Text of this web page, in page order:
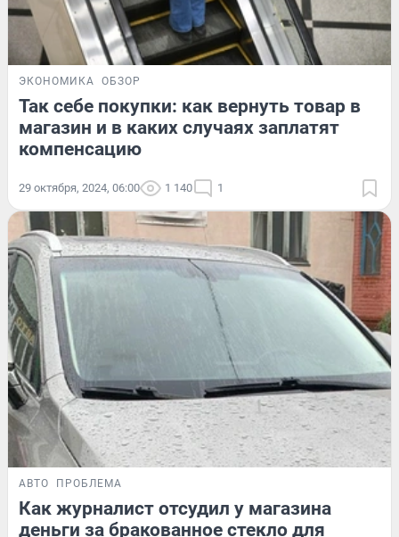
ЭКОНОМИКА ОБЗОР
Так себе покупки: как вернуть товар в
магазин и в каких случаях заплатят
компенсацию
29 октября, 2024, 06:00 1 140 1
АВТО ПРОБЛЕМА
Как журналист отсудил у магазина
деньги за бракованное стекло для